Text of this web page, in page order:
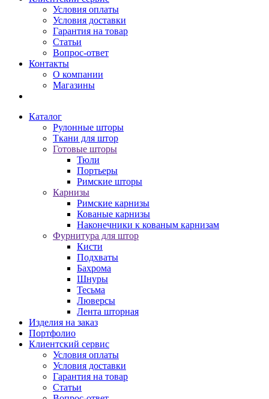
Условия оплаты
Условия доставки
Гарантия на товар
Статьи
Вопрос-ответ
Контакты
О компании
Магазины
Каталог
Рулонные шторы
Ткани для штор
Готовые шторы
Тюли
Портьеры
Римские шторы
Карнизы
Римские карнизы
Кованые карнизы
Наконечники к кованым карнизам
Фурнитура для штор
Кисти
Подхваты
Бахрома
Шнуры
Тесьма
Люверсы
Лента шторная
Изделия на заказ
Портфолио
Клиентский сервис
Условия оплаты
Условия доставки
Гарантия на товар
Статьи